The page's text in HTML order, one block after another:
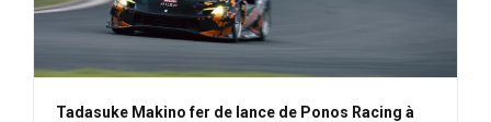
Tadasuke Makino fer de lance de Ponos Racing à